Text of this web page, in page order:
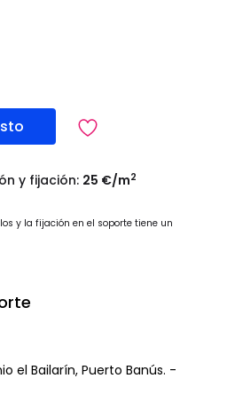
y fijación: 25 €/m2
y la fijación en el soporte tiene un
el Bailarín, Puerto Banús. -